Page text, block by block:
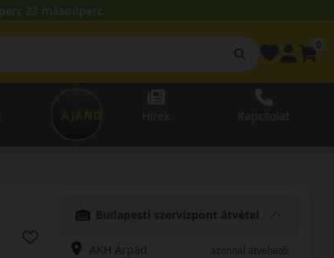
22 másodperc.
AJÁNDÉKUTALVÁNY
Budapesti szervizpont átvétel
AKH Árpád
azonnal átvehető: